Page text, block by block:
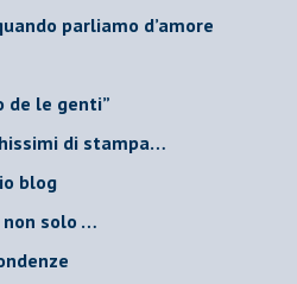
parliamo d’amore
de le genti”
di stampa…
blog
solo …